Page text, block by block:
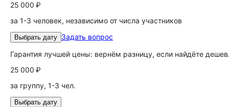
25 000 ₽
за 1-3 человек, независимо от числа участников
Выбрать дату Задать вопрос
Гарантия лучшей цены: вернём разницу, если найдёте
25 000 ₽
за группу, 1-3 чел.
Выбрать дату